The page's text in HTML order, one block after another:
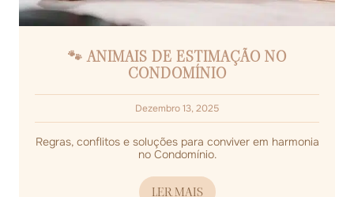
🐾 ANIMAIS DE ESTIMAÇÃO NO
CONDOMÍNIO
Dezembro 13, 2025
Regras, conflitos e soluções para conviver em harmonia
no Condomínio.
LER MAIS